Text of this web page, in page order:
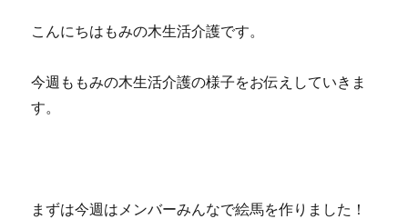
こんにちはもみの木生活介護です。
今週ももみの木生活介護の様子をお伝えしていきま
す。
まずは今週はメンバーみんなで絵馬を作りました！